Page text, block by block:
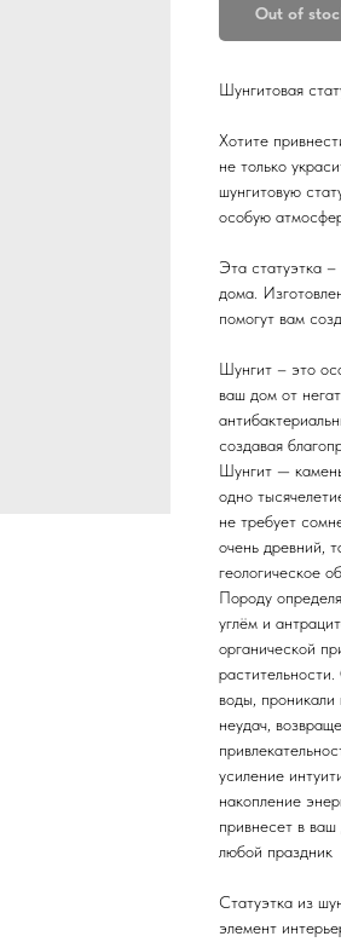
Out of
Шунгитовая
Хотите
не только
шунгитовую
особую
Эта статуэтка
дома.
помогут вам
Шунгит – это
ваш дом от
создавая
Шунгит —
одно
не требует
очень древний,
геологическое
Породу
углём и
органической
воды,
неудач,
усиление
накопление
привнесет в
любой праздник
Статуэтка из
элемент